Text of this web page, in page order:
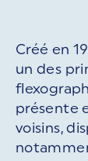
Créé en
un des
présente
voisins,